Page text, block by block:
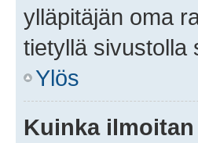
ylläpitäjän oma
tietyllä sivustolla
Ylös
Kuinka